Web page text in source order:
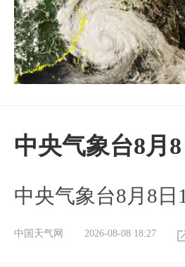
中央气象台8月
中央气象台8月8
中国天气网 2026-08-08 18:27